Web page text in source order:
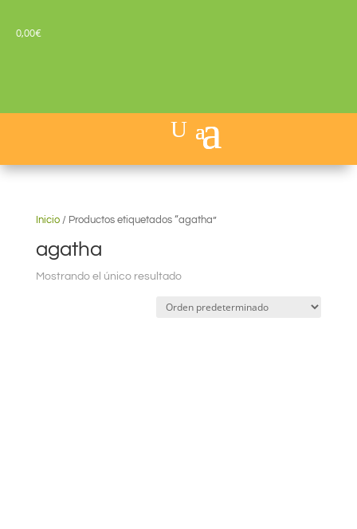
0,00€
Inicio/ Productos etiquetados “agatha”
agatha
Mostrando el único resultado